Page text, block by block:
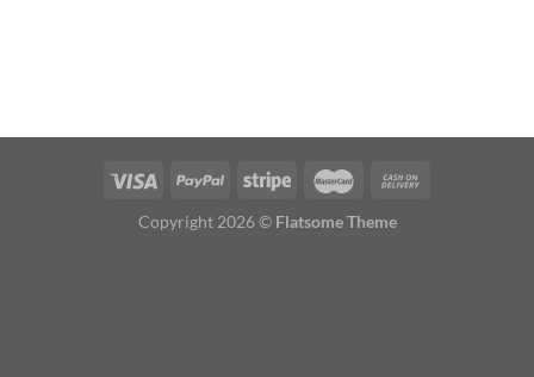
Copyright 2026 © Flatsome Theme